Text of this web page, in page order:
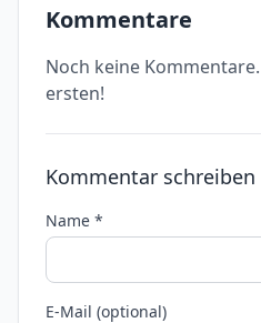
Kommentare
Noch keine
ersten!
Kommentar schreiben
Name *
E-Mail (optional)